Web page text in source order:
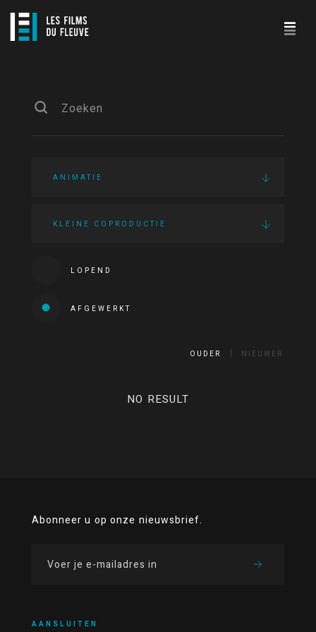
ANIMATIE
KLEINE COPRODUCTIE
LOPEND
AFGEWERKT
OUDER NIEUWER
NO RESULT
Abonneer u op onze nieuwsbrief.
AANSLUITEN